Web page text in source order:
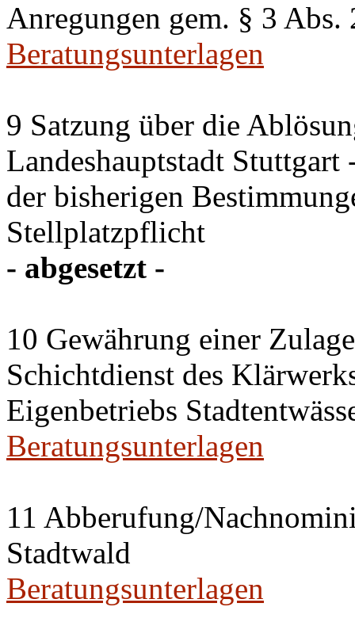
Anregungen gem. § 3 Abs.
Beratungsunterlagen
9 Satzung über die
Landeshauptstadt
der bisherigen
Stellplatzpflicht
- abgesetzt -
10 Gewährung einer
Schichtdienst des
Eigenbetriebs
Beratungsunterlagen
11 Abberufung/
Stadtwald
Beratungsunterlagen